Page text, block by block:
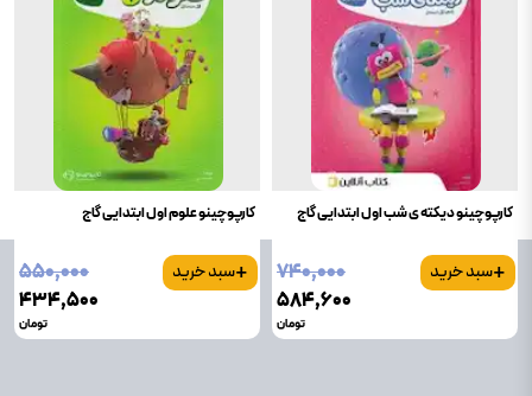
کارپوچینو دیکته ی شب اول ابتدایی گاج
+سبد خرید
۷۴۰٬۰۰۰
۵۸۴٬۶۰۰
تومان
کارپوچینو علوم اول ابتدایی گاج
+سبد خرید
۵۵۰٬۰۰۰
۴۳۴٬۵۰۰
تومان